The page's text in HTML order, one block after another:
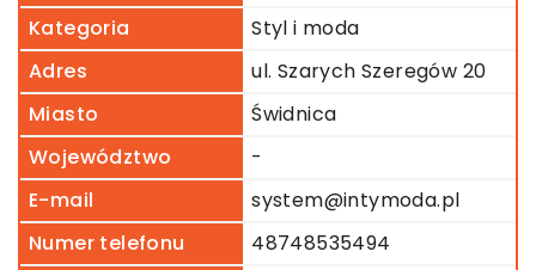
Kategoria
Styl i moda
Adres
ul. Szarych Szeregów 20
Miasto
Świdnica
Województwo
-
E-mail
system@intymoda.pl
Numer telefonu
48748535494